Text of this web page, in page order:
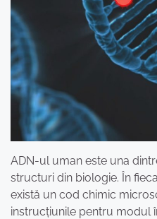
ADN-ul uman este una
structuri din biologie. În
există un cod chimic
instrucțiunile pentru modul